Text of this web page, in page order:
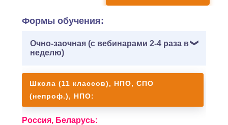
Формы обучения:
Очно-заочная (с вебинарами 2-4 раза в
неделю)
Школа (11 классов), НПО, СПО
(непроф.), НПО:
Россия, Беларусь: